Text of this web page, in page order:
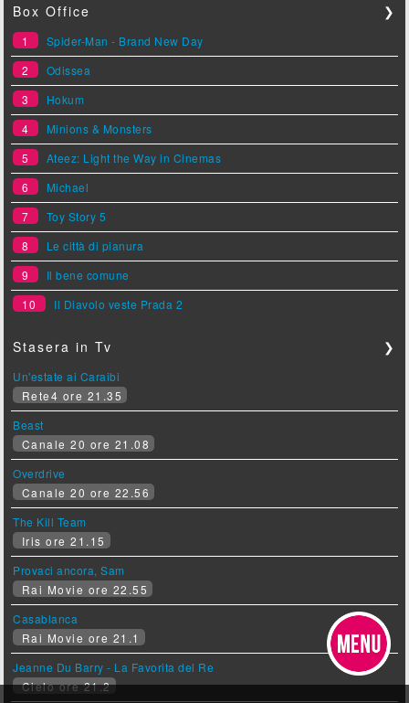
Box Office ❯
1
Spider-Man - Brand New Day
2
Odissea
3
Hokum
4
Minions & Monsters
5
Ateez: Light the Way in Cinemas
6
Michael
7
Toy Story 5
8
Le città di pianura
9
Il bene comune
10
Il Diavolo veste Prada 2
Stasera in Tv ❯
Un'estate ai Caraibi
Rete4 ore 21.35
Beast
Canale 20 ore 21.08
Overdrive
Canale 20 ore 22.56
The Kill Team
Iris ore 21.15
Provaci ancora, Sam
Rai Movie ore 22.55
Casablanca
Rai Movie ore 21.1
Jeanne Du Barry - La Favorita del Re
Cielo ore 21.2